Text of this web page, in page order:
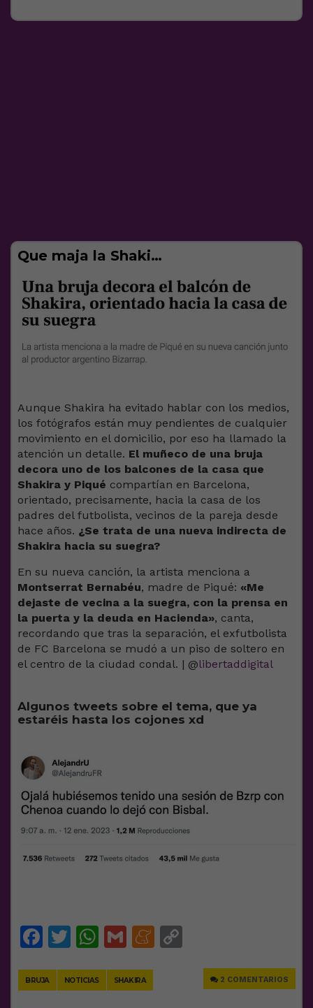
Que maja la Shaki…
Aunque Shakira ha evitado hablar con los medios,
los fotógrafos están muy pendientes de cualquier
movimiento en el domicilio, por eso ha llamado la
atención un detalle. El muñeco de una bruja
decora uno de los balcones de la casa que
Shakira y Piqué compartían en Barcelona,
orientado, precisamente, hacia la casa de los
padres del futbolista, vecinos de la pareja desde
hace años. ¿Se trata de una nueva indirecta de
Shakira hacia su suegra?
En su nueva canción, la artista menciona a
Montserrat Bernabéu, madre de Piqué: «Me
dejaste de vecina a la suegra, con la prensa en
la puerta y la deuda en Hacienda», canta,
recordando que tras la separación, el exfutbolista
de FC Barcelona se mudó a un piso de soltero en
el centro de la ciudad condal. | @libertaddigital
Algunos tweets sobre el tema, que ya
estaréis hasta los cojones xd
Facebook
Twitter
WhatsApp
GmailMeneame
BRUJA NOTICIAS SHAKIRA 2 COMENTARIOS